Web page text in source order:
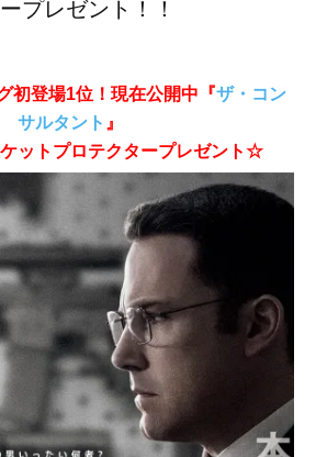
プレゼント！！
初登場1位！ 現在公開中『ザ・コン
サルタント 』
ットプロテクタープレゼント☆